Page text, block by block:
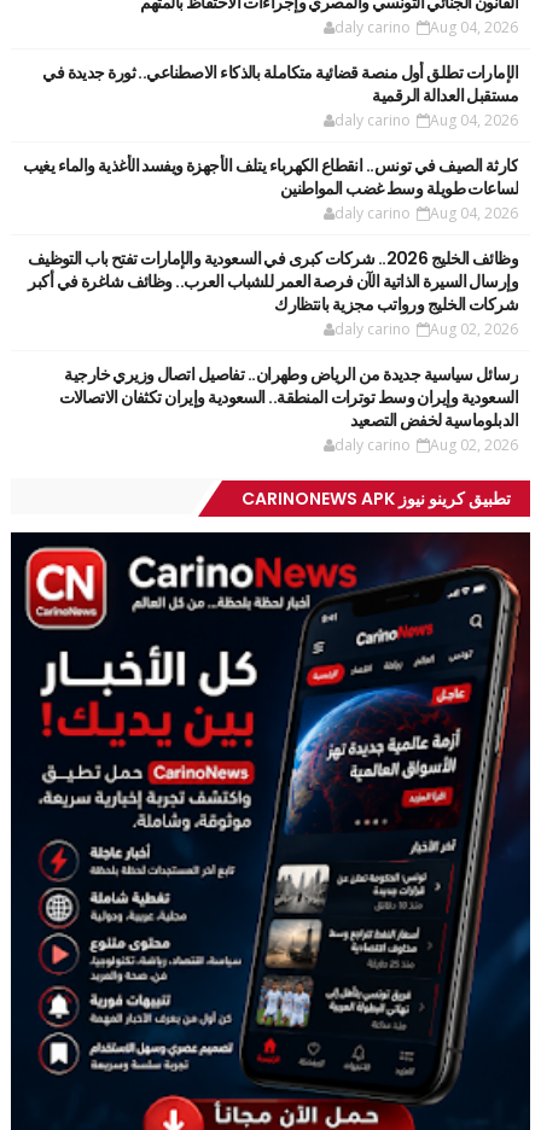
daly carino Aug 04, 2026
الإمارات تطلق أول منصة قضائية متكاملة بالذكاء الاصطناعي.. ثورة جديدة في
مستقبل العدالة الرقمية
daly carino Aug 04, 2026
كارثة الصيف في تونس.. انقطاع الكهرباء يتلف الأجهزة ويفسد الأغذية والماء يغيب
لساعات طويلة وسط غضب المواطنين
daly carino Aug 04, 2026
وظائف الخليج 2026.. شركات كبرى في السعودية والإمارات تفتح باب التوظيف
وإرسال السيرة الذاتية الآن فرصة العمر للشباب العرب.. وظائف شاغرة في أكبر
شركات الخليج ورواتب مجزية بانتظارك
daly carino Aug 02, 2026
رسائل سياسية جديدة من الرياض وطهران.. تفاصيل اتصال وزيري خارجية
السعودية وإيران وسط توترات المنطقة.. السعودية وإيران تكثفان الاتصالات
الدبلوماسية لخفض التصعيد
daly carino Aug 02, 2026
تطبيق كرينو نيوز CARINONEWS APK